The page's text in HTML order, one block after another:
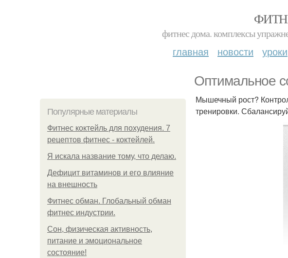
фитнес дома. комплексы
главная новости уроки
Оптимальное
Популярные материалы
Фитнес коктейль для похудения. 7
рецептов фитнес - коктейлей.
Я искала название тому, что делаю.
Дефицит витаминов и его влияние
на внешность
Фитнес обман. Глобальный обман
фитнес индустрии.
Сон, физическая активность,
питание и эмоциональное
состояние!
Мышечный рост?
тренировки.